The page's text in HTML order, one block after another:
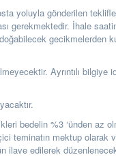
yoluyla gönderilen
gerekmektedir. İhale
gecikmelerden
Ayrıntılı bilgiye
bedelin %3 ‘ünden az
teminatın mektup olarak
ilave edilerek